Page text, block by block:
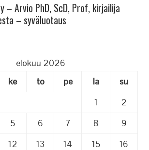
– Arvio PhD, ScD, Prof, kirjailija
– syväluotaus
elokuu 2026
ke to pe la
su
1
2
5 6 7 8
9
12 13 14 15
16